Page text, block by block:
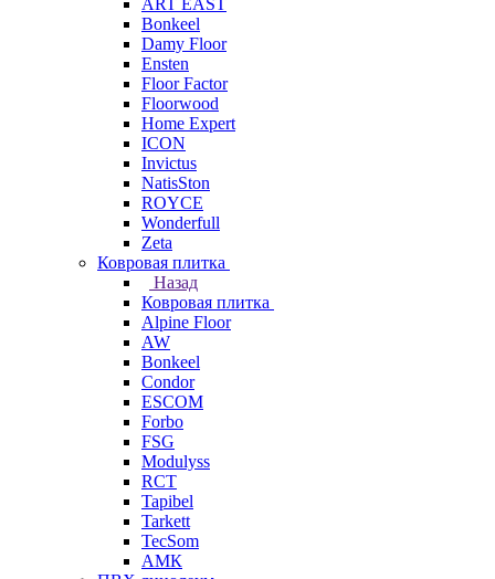
ART EAST
Bonkeel
Damy Floor
Ensten
Floor Factor
Floorwood
Home Expert
ICON
Invictus
NatisSton
ROYCE
Wonderfull
Zeta
Ковровая плитка
Назад
Ковровая плитка
Alpine Floor
AW
Bonkeel
Condor
ESCOM
Forbo
FSG
Modulyss
RCT
Tapibel
Tarkett
TecSom
АМК